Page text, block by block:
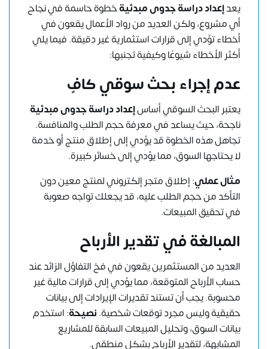
يعدإعداد دراسة جدوى مبدئيةخطوة حاسمة في نجاح
أي مشروع، ولكن العديد من رواد الأعمال يقعون في
أخطاء تؤدي إلى قرارات استثمارية غير دقيقة. فيما يلي
أكثر الأخطاء شيوعًا وكيفية تجنبها:
عدم إجراء بحث سوقي كافٍ
يعتبر البحث السوقي أساسإعداد دراسة جدوى مبدئية
ناجحة، حيث يساعد في معرفة حجم الطلب والمنافسة.
تجاهل هذه الخطوة قد يؤدي إلى إطلاق منتج أو خدمة
لا يحتاجها السوق، مما يؤدي إلى خسائر كبيرة.
مثال عملي: إطلاق متجر إلكتروني لمنتج معين دون
التأكد من حجم الطلب عليه، قد يجعلك تواجه صعوبة
في تحقيق المبيعات.
المبالغة في تقدير الأرباح
العديد من المستثمرين يقعون في فخ التفاؤل الزائد عند
حساب الأرباح المتوقعة، مما يؤدي إلى قرارات مالية غير
محسوبة. يجب أن تستند تقديرات الإيرادات إلى بيانات
حقيقية وليس مجرد توقعات شخصية.نصيحة:استخدم
بيانات السوق، وتحليل المبيعات السابقة للمشاريع
المشابهة، لتقدير الأرباح بشكل منطقي.